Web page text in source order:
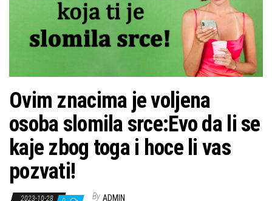
Ovim znacima je voljena
osoba slomila srce:Evo da li se
kaje zbog toga i hoce li vas
pozvati!
2023-10-28 By ADMIN